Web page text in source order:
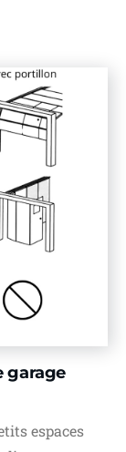
garage
espaces